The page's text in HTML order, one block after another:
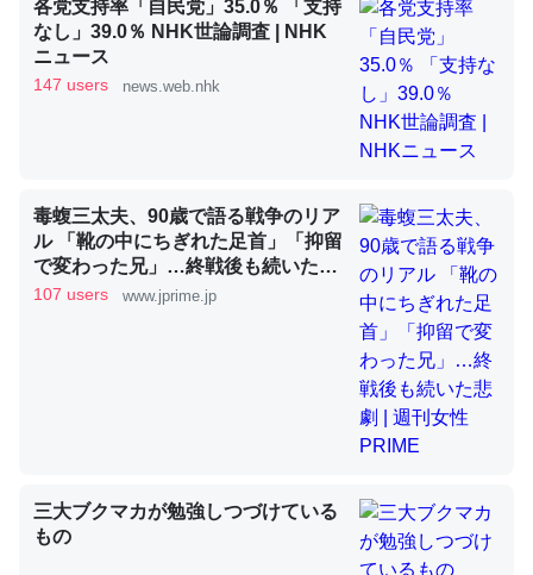
くらい。小説でいう「ずっと前の伏線」は回収されないけ
ど、短期記憶というには多い分量。進化すればするほど分
かりやすく強くなりそう
─GPTの仕組みと限界についての考察（１） - conceptualization
昆虫ってカルシウム少ないのか。知らんかった。調べたら
コオロギのカルシウム分はエビの600分の1程度。
─ニュース :: 【研究発表】昆虫学の大問題＝「昆虫はなぜ海にいな
論文では「淡水はカルシウムも酸素も不足してて両方に不
利だから両方が拮抗してるのでは」とあって面白い。海に
いる鋏角類（カブトガニ・ウミグモ）はカルシウムを使わ
各党支持率「自民党」35.0％ 「支持
なし」39.0％ NHK世論調査 | NHK
ニュース
147 users news.web.nhk
毒蝮三太夫、90歳で語る戦争のリア
ル 「靴の中にちぎれた足首」「抑留
で変わった兄」…終戦後も続いた悲
劇 | 週刊女性PRIME
107 users www.jprime.jp
三大ブクマカが勉強しつづけている
もの